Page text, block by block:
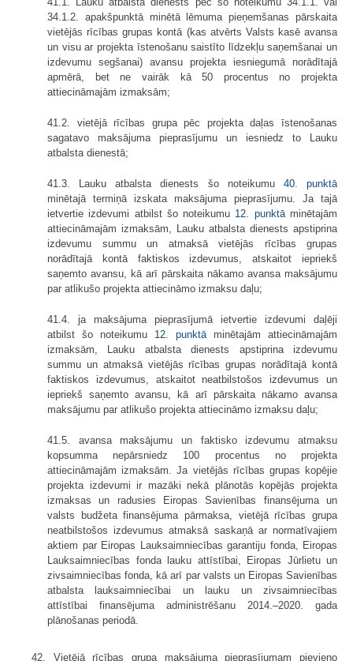
34.1.2. apakšpunktā minētā lēmuma pieņemšanas pārskaita
vietējās rīcības grupas kontā (kas atvērts Valsts kasē avansa
un visu ar projekta īstenošanu saistīto līdzekļu saņemšanai un
izdevumu segšanai) avansu projekta iesniegumā norādītajā
apmērā, bet ne vairāk kā 50 procentus no projekta
attiecināmajām izmaksām;
41.2. vietējā rīcības grupa pēc projekta daļas īstenošanas
sagatavo maksājuma pieprasījumu un iesniedz to Lauku
atbalsta dienestā;
41.3. Lauku atbalsta dienests šo noteikumu 40. punktā
minētajā termiņā izskata maksājuma pieprasījumu. Ja tajā
ietvertie izdevumi atbilst šo noteikumu 12. punktāminētajām
attiecināmajām izmaksām, Lauku atbalsta dienests apstiprina
izdevumu summu un atmaksā vietējās rīcības grupas
norādītajā kontā faktiskos izdevumus, atskaitot iepriekš
saņemto avansu, kā arī pārskaita nākamo avansa maksājumu
par atlikušo projekta attiecināmo izmaksu daļu;
41.4. ja maksājuma pieprasījumā ietvertie izdevumi daļēji
atbilst šo noteikumu 12. punktā minētajām attiecināmajām
izmaksām, Lauku atbalsta dienests apstiprina izdevumu
summu un atmaksā vietējās rīcības grupas norādītajā kontā
faktiskos izdevumus, atskaitot neatbilstošos izdevumus un
iepriekš saņemto avansu, kā arī pārskaita nākamo avansa
maksājumu par atlikušo projekta attiecināmo izmaksu daļu;
41.5. avansa maksājumu un faktisko izdevumu atmaksu
kopsumma nepārsniedz 100 procentus no projekta
attiecināmajām izmaksām. Ja vietējās rīcības grupas kopējie
projekta izdevumi ir mazāki nekā plānotās kopējās projekta
izmaksas un radusies Eiropas Savienības finansējuma un
valsts budžeta finansējuma pārmaksa, vietējā rīcības grupa
neatbilstošos izdevumus atmaksā saskaņā ar normatīvajiem
aktiem par Eiropas Lauksaimniecības garantiju fonda, Eiropas
Lauksaimniecības fonda lauku attīstībai, Eiropas Jūrlietu un
zivsaimniecības fonda, kā arī par valsts un Eiropas Savienības
atbalsta lauksaimniecībai un lauku un zivsaimniecības
attīstībai finansējuma administrēšanu 2014.–2020. gada
plānošanas periodā.
42. Vietējā rīcības grupa maksājuma pieprasījumam pievieno